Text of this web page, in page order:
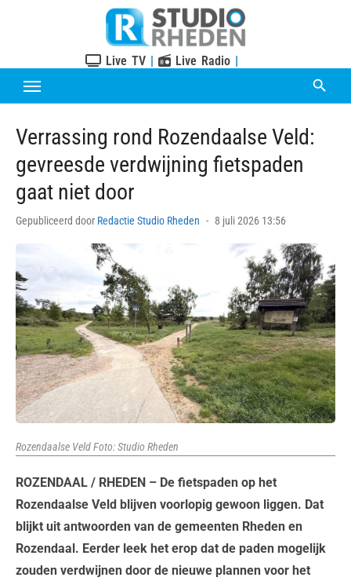
Live TV | Live Radio |
Verrassing rond Rozendaalse Veld:
gevreesde verdwijning fietspaden
gaat niet door
Gepubliceerd door Redactie Studio Rheden
Posted
8 juli 2026 13:56
Rozendaalse Veld Foto: Studio Rheden
ROZENDAAL / RHEDEN – De fietspaden op het
Rozendaalse Veld blijven voorlopig gewoon liggen. Dat
blijkt uit antwoorden van de gemeenten Rheden en
Rozendaal. Eerder leek het erop dat de paden mogelijk
zouden verdwijnen door de nieuwe plannen voor het